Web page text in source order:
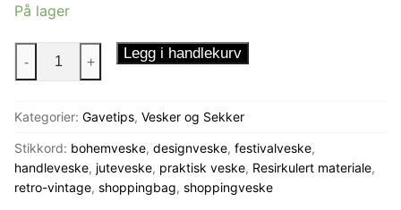
På lager
Shoppingveske
Hippibuss
- + Legg i handlekurv
Kategorier: Gavetips, Vesker og Sekker
Stikkord: bohemveske, designveske, festivalveske,
handleveske, juteveske, praktisk veske, Resirkulert materiale,
retro-vintage, shoppingbag, shoppingveske